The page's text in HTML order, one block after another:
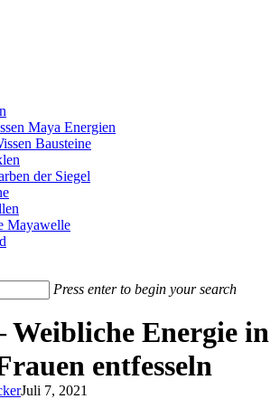
Maya Energien
Bausteine
der Siegel
Mayawelle
Press enter to begin your search
Weibliche Energie in
entfesseln
Juli 7, 2021